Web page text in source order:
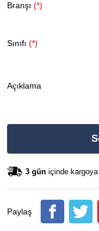
Branşı (*)
Sınıfı (*)
Açıklama
3 gün içinde
Paylaş